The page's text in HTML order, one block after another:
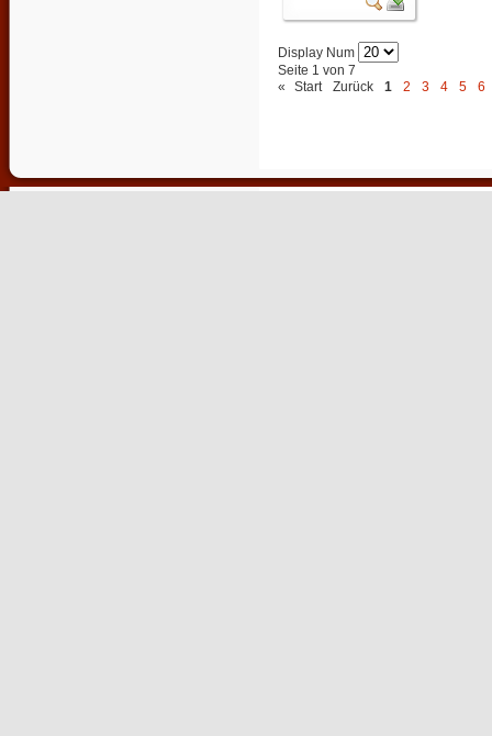
Display Num
Seite 1 von 7
«
Start Zurück 1 2 3 4 5 6